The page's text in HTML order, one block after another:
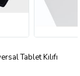
Tablet Kılıfı